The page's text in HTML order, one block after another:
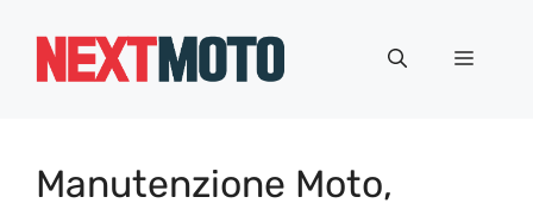
Menu
Manutenzione Moto,